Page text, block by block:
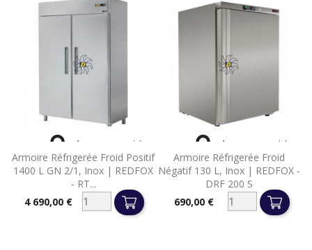
Armoire Réfrigerée Froid Positif
1400 L GN 2/1, Inox | REDFOX
- RT...
Prix4 690,00 €
 Aperçu rapide
Armoire Réfrigerée Froid
Négatif 130 L, Inox | REDFOX -
DRF 200 S
Prix690,00 €
 Aperçu rapide